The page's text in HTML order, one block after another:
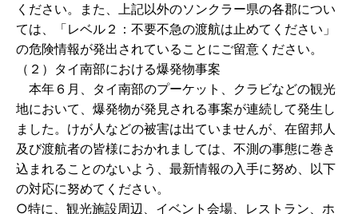
ください。また、上記以外のソンクラー県の各郡につい
ては、「レベル２：不要不急の渡航は止めてください」
の危険情報が発出されていることにご留意ください。
（２）タイ南部における爆発物事案
本年６月、タイ南部のプーケット、クラビなどの観光
地において、爆発物が発見される事案が連続して発生し
ました。けが人などの被害は出ていませんが、在留邦人
及び渡航者の皆様におかれましては、不測の事態に巻き
込まれることのないよう、最新情報の入手に努め、以下
の対応に努めてください。
○特に、観光施設周辺、イベント会場、レストラン、ホ